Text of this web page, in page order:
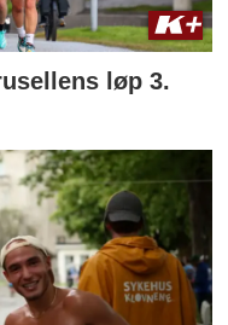
løp 3.